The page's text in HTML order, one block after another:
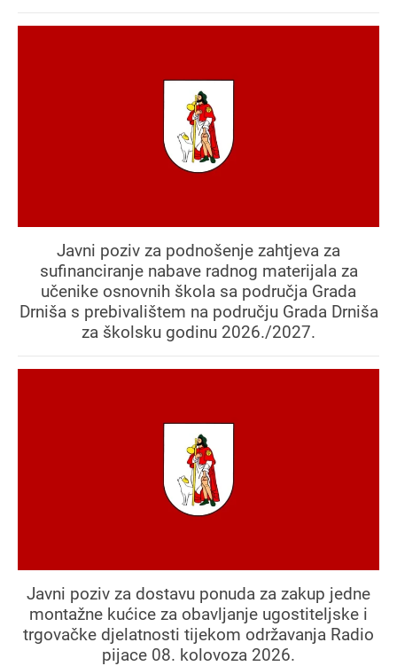
Javni poziv za podnošenje zahtjeva za
sufinanciranje nabave radnog materijala za
učenike osnovnih škola sa područja Grada
Drniša s prebivalištem na području Grada Drniša
za školsku godinu 2026./2027.
Javni poziv za dostavu ponuda za zakup jedne
montažne kućice za obavljanje ugostiteljske i
trgovačke djelatnosti tijekom održavanja Radio
pijace 08. kolovoza 2026.